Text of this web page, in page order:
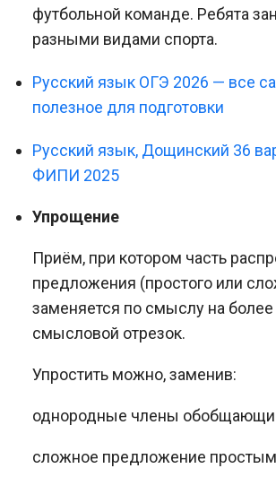
футбольной команде. Ребята
разными видами спорта.
Русский язык ОГЭ 2026 — все
полезное для подготовки
Русский язык, Дощинский 36
ФИПИ 2025
Упрощение
Приём, при котором часть
предложения (простого или
заменяется по смыслу на более
смысловой отрезок.
Упростить можно, заменив:
однородные члены
сложное предложение